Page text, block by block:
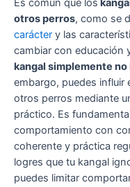
otros perros, como se
carácter y las
cambiar con educación
kangal simplemente
embargo, puedes influir
otros perros mediante
práctico. Es
comportamiento con
coherente y práctica
logres que tu kangal
puedes limitar